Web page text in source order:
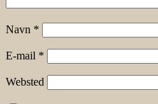
Navn *
E-mail *
Websted